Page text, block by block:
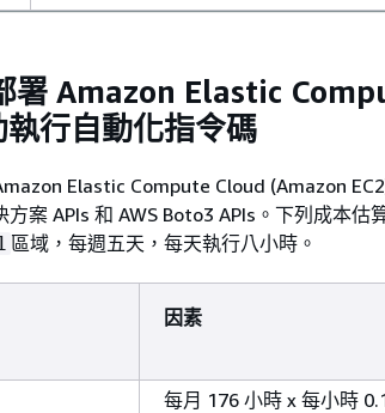
署 Amazon Elastic
行自動化指令碼
Elastic Compute Cloud (Amazon
方案 APIs 和 AWS Boto3 APIs。下列成本估
區域，每週五天，每天執行八小時。
因素
每月 176 小時 x 每小時